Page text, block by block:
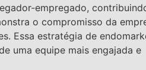
empregado,
o compromisso da
Essa estratégia de
uma equipe mais engajada e